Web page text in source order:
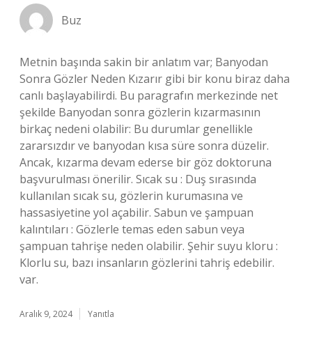
Buz
Metnin başında sakin bir anlatım var; Banyodan
Sonra Gözler Neden Kızarır gibi bir konu biraz daha
canlı başlayabilirdi. Bu paragrafın merkezinde net
şekilde Banyodan sonra gözlerin kızarmasının
birkaç nedeni olabilir: Bu durumlar genellikle
zararsızdır ve banyodan kısa süre sonra düzelir.
Ancak, kızarma devam ederse bir göz doktoruna
başvurulması önerilir. Sıcak su : Duş sırasında
kullanılan sıcak su, gözlerin kurumasına ve
hassasiyetine yol açabilir. Sabun ve şampuan
kalıntıları : Gözlerle temas eden sabun veya
şampuan tahrişe neden olabilir. Şehir suyu kloru :
Klorlu su, bazı insanların gözlerini tahriş edebilir.
var.
Aralık 9, 2024 Yanıtla